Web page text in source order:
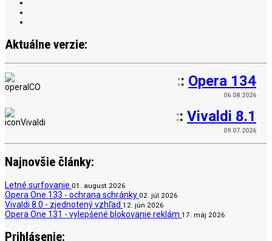
Aktuálne verzie:
:: Opera 134
06.08.2026
:: Vivaldi 8.1
09.07.2026
Najnovšie články:
Letné surfovanie 01. august 2026
Opera One 133 - ochrana schránky 02. júl 2026
Vivaldi 8.0 - zjednotený vzhľad 12. jún 2026
Opera One 131 - vylepšené blokovanie reklám 17. máj 2026
Prihlásenie: